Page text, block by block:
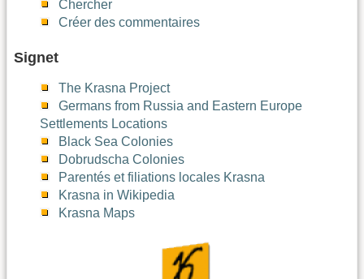
Chercher
Créer des commentaires
Signet
The Krasna Project
Germans from Russia and Eastern Europe
Settlements Locations
Black Sea Colonies
Dobrudscha Colonies
Parentés et filiations locales Krasna
Krasna in Wikipedia
Krasna Maps